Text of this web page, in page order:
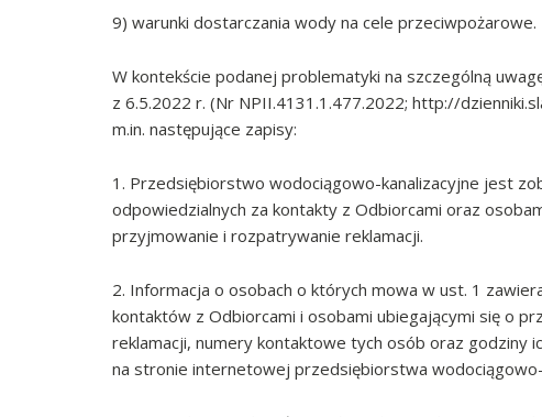
9) warunki dostarczania wody na cele przeciwpożarowe.
W kontekście podanej problematyki na szczególną
z 6.5.2022 r. (Nr NPII.4131.1.477.2022; http://
m.in. następujące zapisy:
1. Przedsiębiorstwo wodociągowo-kanalizacyjne jest
odpowiedzialnych za kontakty z Odbiorcami oraz
przyjmowanie i rozpatrywanie reklamacji.
2. Informacja o osobach o których mowa w ust. 1
kontaktów z Odbiorcami i osobami ubiegającymi się o
reklamacji, numery kontaktowe tych osób oraz godziny
na stronie internetowej przedsiębiorstwa